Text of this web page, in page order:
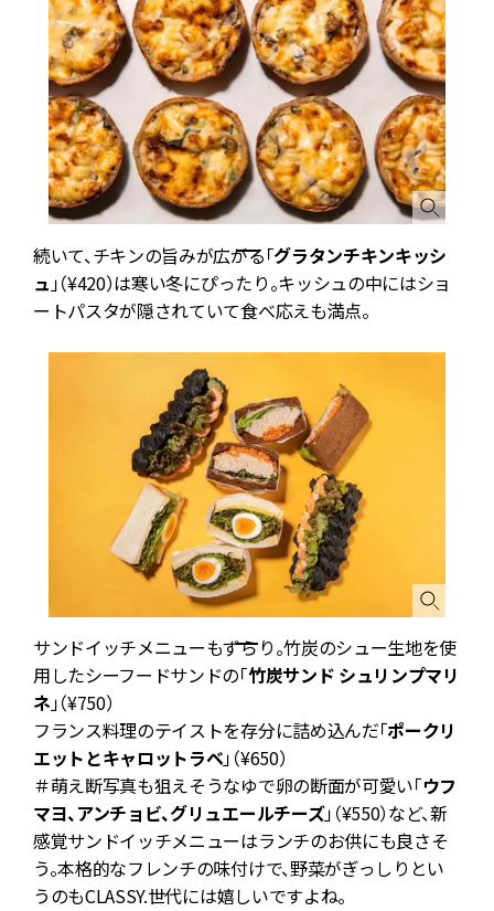
続いて、チキンの旨みが広がる「グラタンチキンキッシ
ュ 」（¥420）は寒い冬にぴったり。キッシュの中にはショ
ートパスタが隠されていて食べ応えも満点。
サンドイッチメニューもずらり。竹炭のシュー生地を使
用したシーフードサンドの「竹炭サンド シュリンプマリ
ネ」（¥750）
フランス料理のテイストを存分に詰め込んだ「ポークリ
エットとキャロットラベ」（¥650）
＃萌え断写真も狙えそうなゆで卵の断面が可愛い「ウフ
マヨ、アンチョビ、グリュエールチーズ」（¥550）など、新
感覚サンドイッチメニューはランチのお供にも良さそ
う。本格的なフレンチの味付けで、野菜がぎっしりとい
うのもCLASSY.世代には嬉しいですよね。